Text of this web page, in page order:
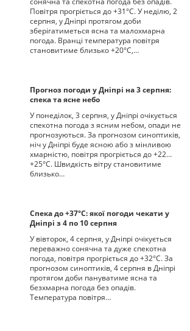
Повітря прогріється до +31°С. У неділю, 2
серпня, у Дніпрі протягом доби
зберігатиметься ясна та малохмарна
погода. Вранці температура повітря
становитиме близько +20°С,…
Прогноз погоди у Дніпрі на 3 серпня:
спека та ясне небо
У понеділок, 3 серпня, у Дніпрі очікується
спекотна погода з ясним небом, опади не
прогнозуються. За прогнозом синоптиків,
ніч у Дніпрі буде ясною або з мінливою
хмарністю, повітря прогріється до +22…
+25°С. Швидкість вітру становитиме
близько…
Спека до +37°С: якої погоди чекати у
Дніпрі з 4 по 10 серпня
У вівторок, 4 серпня, у Дніпрі очікується
переважно сонячна та дуже спекотна
погода, повітря прогріється до +32°С. За
прогнозом синоптиків, 4 серпня в Дніпрі
протягом доби пануватиме ясна та
безхмарна погода без опадів.
Температура повітря…